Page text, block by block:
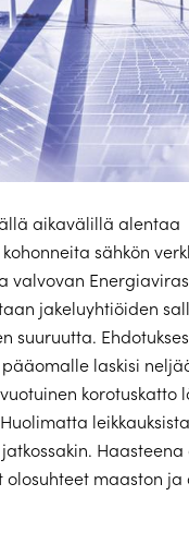
aikavälillä alentaa
sähkön
valvovan
jakeluyhtiöiden
suuruutta.
laskisi
korotuskatto
Haasteena
maaston ja